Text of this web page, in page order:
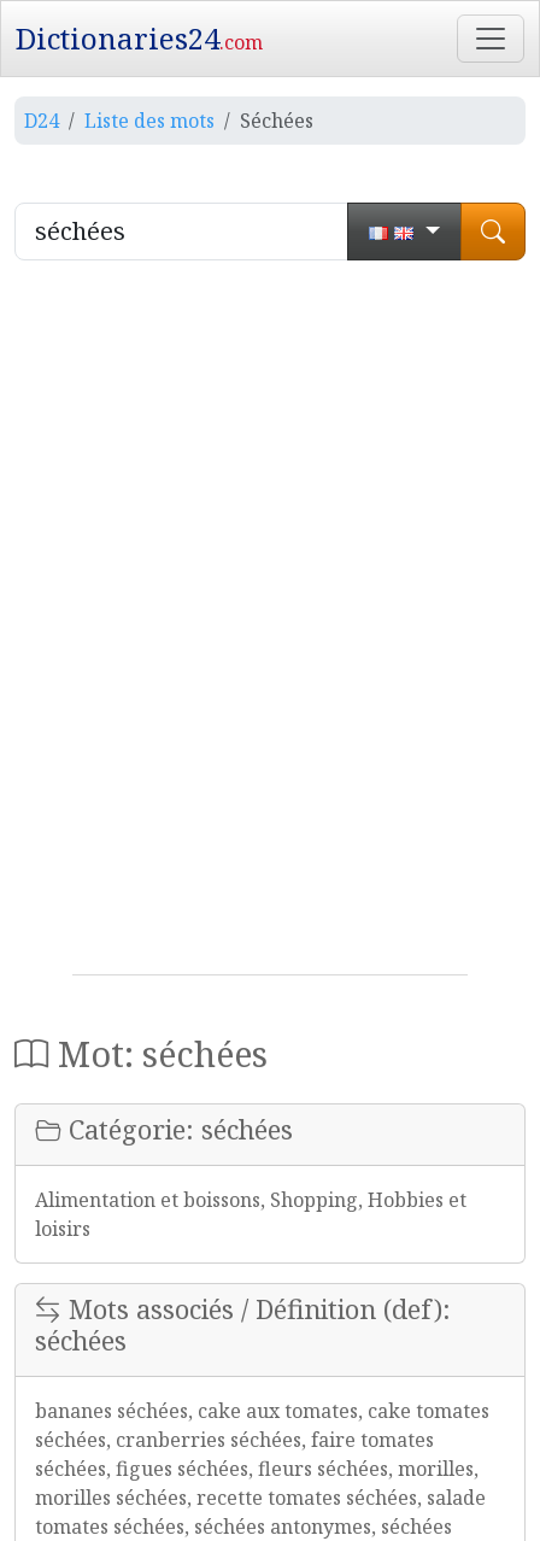
Dictionaries24.com
D24 Liste des mots Séchées
Mot: séchées
Catégorie: séchées
Alimentation et boissons, Shopping, Hobbies et
loisirs
Mots associés / Définition (def):
séchées
bananes séchées, cake aux tomates, cake tomates
séchées, cranberries séchées, faire tomates
séchées, figues séchées, fleurs séchées, morilles,
morilles séchées, recette tomates séchées, salade
tomates séchées, séchées antonymes, séchées